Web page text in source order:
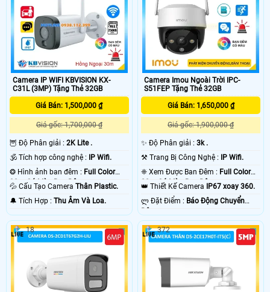
Camera IP WIFI KBVISION KX-
C31L (3MP) Tặng Thẻ 32GB
Giá Bán: 1,500,000 ₫
Giá gốc: 1,700,000 ₫
🦉 Độ Phân giải : 2K Lite .
🕉️ Tích hợp công nghệ :
IP Wifi.
❂ Hình ảnh ban đêm : Full Color
30m Có Màu Ban Ðêm.
💦 Cấu Tạo Camera Thân Plastic.
️🔔 Tích Hợp : Thu Âm Và Loa.
Camera Imou Ngoài Trời IPC-
S51FEP Tặng Thẻ 32GB
Giá Bán: 1,650,000 ₫
Giá gốc: 1,900,000 ₫
✨ Độ Phân giải :3k .
⚒ Trang Bị Công Nghệ :
IP Wifi.
❈ Xem Được Ban Đêm : Full Color
20m Có Màu Ban Ðêm.
👑 Thiết Kế Camera
IP67 xoay 360.
️ლ Đặt Điểm : Báo Động Chuyển
18 372